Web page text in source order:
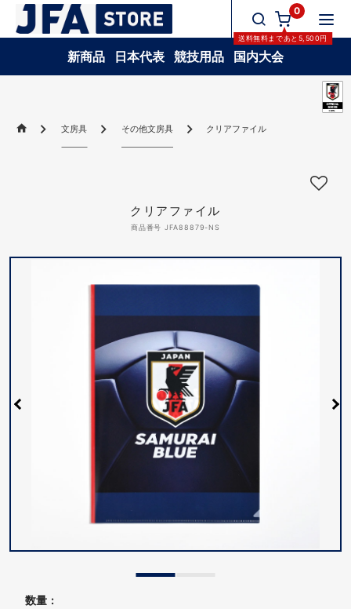
0
送料無料まであと 5,500円
新商品 日本代表 競技用品 国内大会
文房具 その他文房具 クリアファイル
クリアファイル
商品番号 JFA88879-NS
数量 :